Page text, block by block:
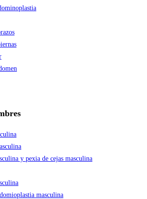
y pexia de cejas masculina
masculina